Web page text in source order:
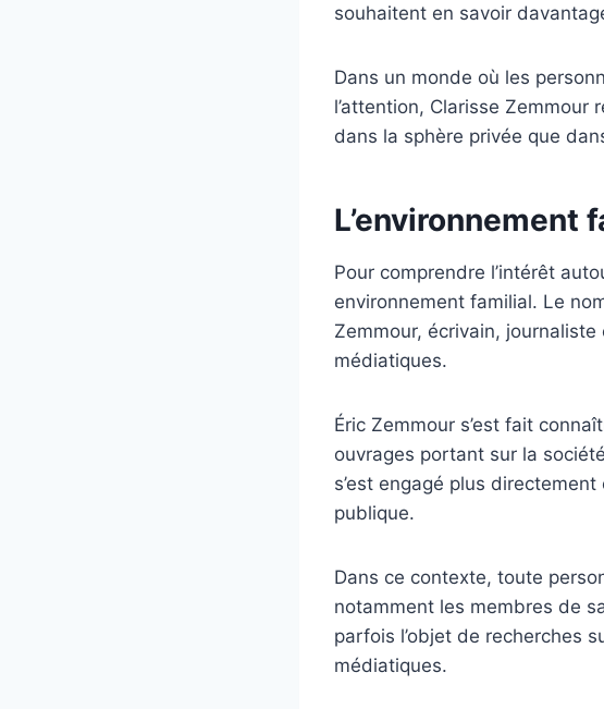
souhaitent en savoir
Dans un monde où les
l’attention, Clarisse
dans la sphère privée que
L’environnement
Pour comprendre l’intérêt
environnement familial. Le
Zemmour, écrivain,
médiatiques.
Éric Zemmour s’est fait
ouvrages portant sur la
s’est engagé plus
publique.
Dans ce contexte, toute
notamment les membres de
parfois l’objet de recherches
médiatiques.